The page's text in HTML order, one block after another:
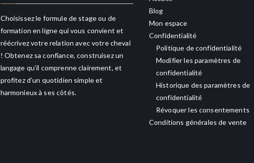
Choisissez le formule de stage ou de
formation en ligne qui vous convient et
réécrivez votre relation avec votre cheval
! Obtenez sa confiance, construisez un
langage qu’il comprenne clairement, et
profitez d’un quotidien simple et
harmonieux à ses côtés.
Blog
Mon espace
Confidentialité
Politique de confidentialité
Modifier les paramètres de
confidentialité
Historique des paramètres de
confidentialité
Révoquer les consentements
Conditions générales de vente